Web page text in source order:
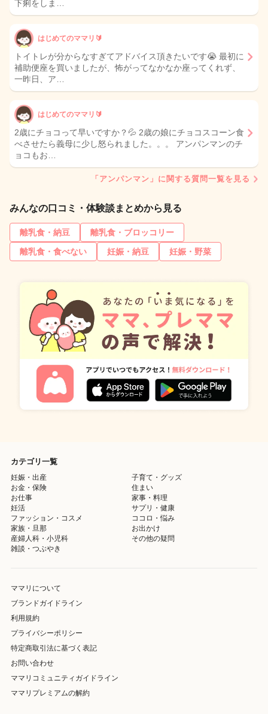
下痢をしま…
はじめてのママリ🔰
トイトレが分からなすぎてアドバイス頂きたいです😭 最初に
補助便座を買いましたが、怖がってなかなか座ってくれず、
一昨日、ア…
はじめてのママリ🔰
2歳にチョコって早いですか？💦 2歳の娘にチョコスコーン食
べさせたら義母に少し怒られました。。。 アンパンマンのチ
ョコもお…
「アンパンマン」に関する質問一覧を見る
みんなの口コミ・体験談まとめから見る
離乳食・納豆
離乳食・ブロッコリー
離乳食・食べない
妊娠・納豆 妊娠・野菜
カテゴリ一覧
妊娠・出産
子育て・グッズ
お金・保険
住まい
お仕事
家事・料理
妊活
サプリ・健康
ファッション・コスメ
ココロ・悩み
家族・旦那
お出かけ
産婦人科・小児科
その他の疑問
雑談・つぶやき
ママリについて
ブランドガイドライン
利用規約
プライバシーポリシー
特定商取引法に基づく表記
お問い合わせ
ママリコミュニティガイドライン
ママリプレミアムの解約